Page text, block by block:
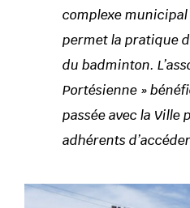
complexe
permet la pratique
du badminton.
Portésienne »
passée avec la Ville
adhérents